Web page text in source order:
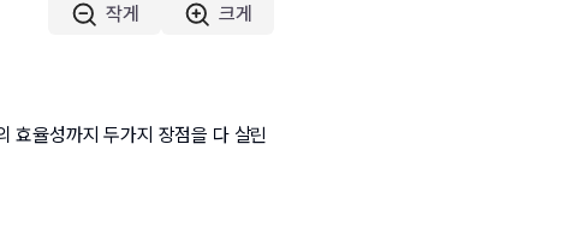
작게 크게
효율성까지 두가지 장점을 다 살린